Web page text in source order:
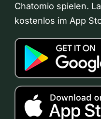
Chatomio spielen.
kostenlos im App